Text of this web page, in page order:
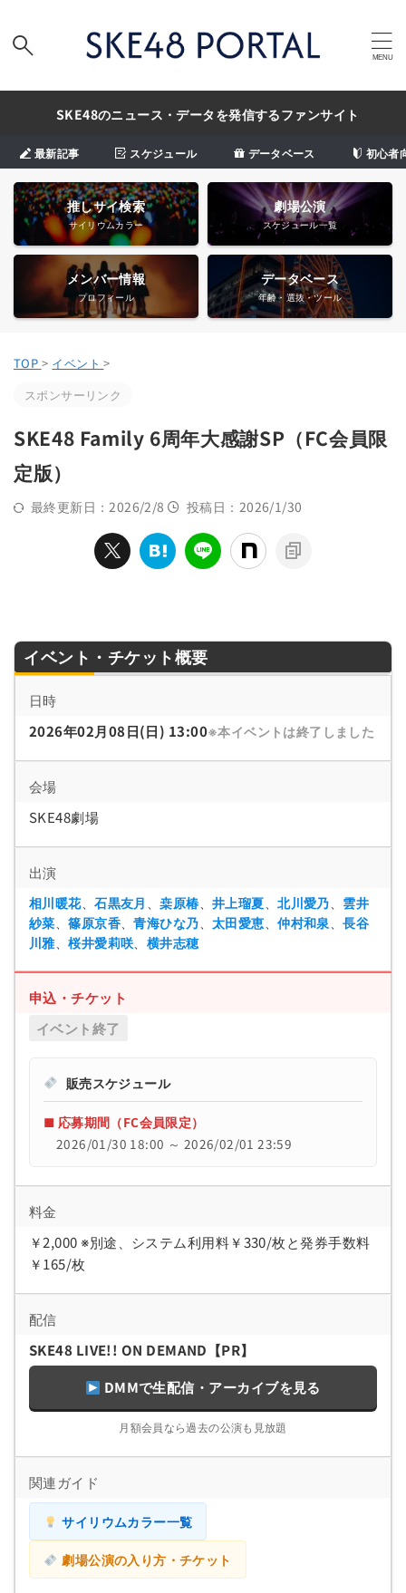
SKE48のニュース・データを発信するファンサイト
最新記事 スケジュール データベース 初心者
推しサイ検索
サイリウムカラー
劇場公演
スケジュール一覧
メンバー情報
プロフィール
データベース
年齢・選抜・ツール
TOP > イベント >
スポンサーリンク
SKE48 Family 6周年大感謝SP（FC会員限
定版）
最終更新日：2026/2/8 投稿日：2026/1/30
イベント・チケット概要
日時
2026年02月08日(日) 13:00※本イベントは終了しました
会場
SKE48劇場
出演
相川暖花、石黒友月 、桒原椿、井上瑠夏 、北川愛乃
雲井
紗菜 、篠原京香 、青海ひな乃 、太田愛恵 、仲村和泉 、長谷
川雅、桜井愛莉咲 横井志穂
申込・チケット
イベント終了
販売スケジュール
■ 応募期間（FC会員限定）
2026/01/30 18:00 ～ 2026/02/01 23:59
料金
￥2,000 ※別途、システム利用料￥330/枚と発券手数料
￥165/枚
配信
SKE48 LIVE!! ON DEMAND【PR】
DMMで生配信・アーカイブを見る
月額会員なら過去の公演も見放題
関連ガイド
サイリウムカラー一覧
劇場公演の入り方・チケット